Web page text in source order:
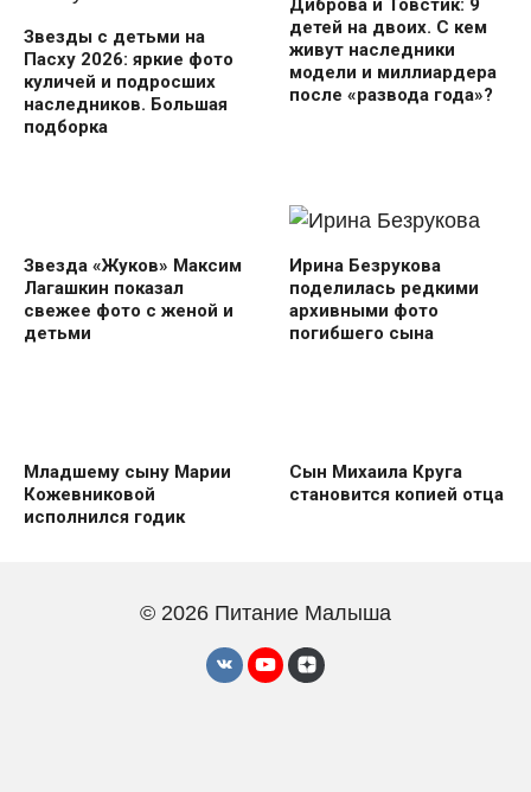
Звезды с детьми на
Пасху 2026: яркие фото
куличей и подросших
наследников. Большая
подборка
Диброва и Товстик: 9
детей на двоих. С кем
живут наследники
модели и миллиардера
после «развода года»?
Звезда «Жуков» Максим
Лагашкин показал
свежее фото с женой и
детьми
Ирина Безрукова
поделилась редкими
архивными фото
погибшего сына
Младшему сыну Марии
Кожевниковой
исполнился годик
Сын Михаила Круга
становится копией отца
© 2026 Питание Малыша